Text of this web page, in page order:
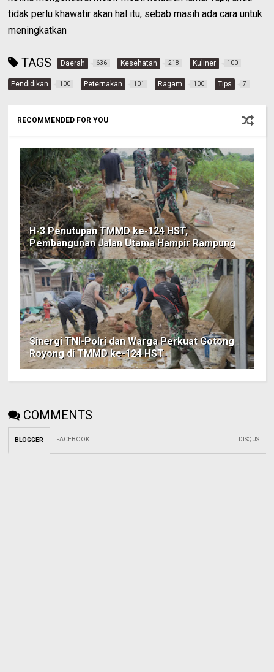
tidak perlu khawatir akan hal itu, sebab masih ada cara untuk
meningkatkan
TAGS Daerah 636 Kesehatan 218 Kuliner 100
Pendidikan 100 Peternakan 101 Ragam 100 Tips 7
RECOMMENDED FOR YOU
H-3 Penutupan TMMD ke-124 HST,
Pembangunan Jalan Utama Hampir Rampung
Sinergi TNI-Polri dan Warga Perkuat Gotong
Royong di TMMD ke-124 HST
COMMENTS
BLOGGER FACEBOOK: DISQUS